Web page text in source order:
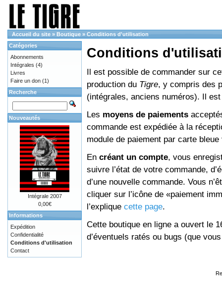
Accueil du site » Boutique » Conditions d'utilisation
Conditions
Il est possible de commander sur
production du Tigre, y compris des
(intégrales, anciens numéros). Il
Les moyens de paiements
commande est expédiée à la
module de paiement par carte
En créant un compte, vous
suivre l’état de votre commande,
d’une nouvelle commande. Vous
cliquer sur l’icône de «paiement
l’explique cette page.
Cette boutique en ligne a ouvert le
d’éventuels ratés ou bugs (que
Catégories
Abonnements
Intégrales (4)
Livres
Faire un don (1)
Recherche
Nouveautés
Intégrale 2007
0,00€
Informations
Expédition
Confidentialité
Conditions d'utilisation
Contact